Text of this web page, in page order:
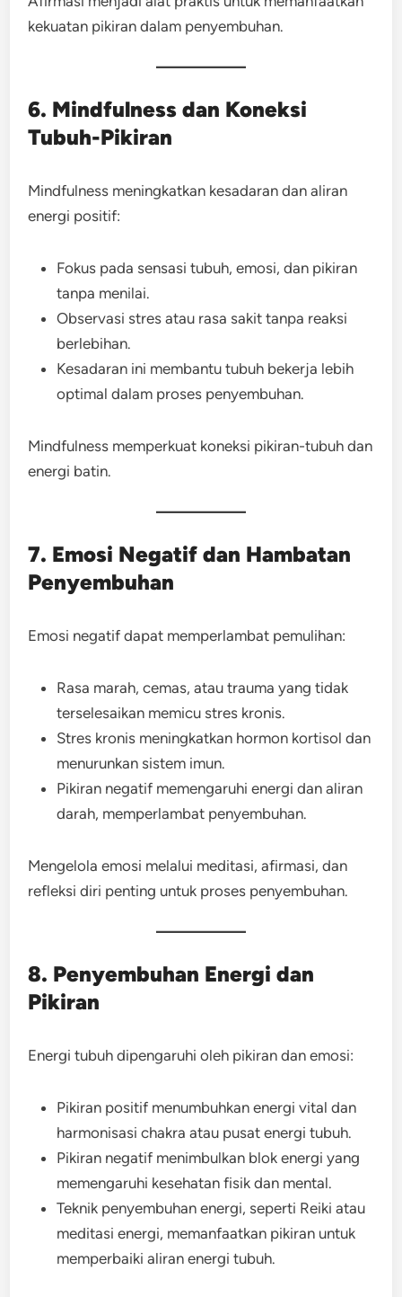
kekuatan pikiran dalam penyembuhan.
6. Mindfulness dan Koneksi
Tubuh-Pikiran
Mindfulness meningkatkan kesadaran dan aliran
energi positif:
Fokus pada sensasi tubuh, emosi, dan pikiran
tanpa menilai.
Observasi stres atau rasa sakit tanpa reaksi
berlebihan.
Kesadaran ini membantu tubuh bekerja lebih
optimal dalam proses penyembuhan.
Mindfulness memperkuat koneksi pikiran-tubuh dan
energi batin.
7. Emosi Negatif dan Hambatan
Penyembuhan
Emosi negatif dapat memperlambat pemulihan:
Rasa marah, cemas, atau trauma yang tidak
terselesaikan memicu stres kronis.
Stres kronis meningkatkan hormon kortisol dan
menurunkan sistem imun.
Pikiran negatif memengaruhi energi dan aliran
darah, memperlambat penyembuhan.
Mengelola emosi melalui meditasi, afirmasi, dan
refleksi diri penting untuk proses penyembuhan.
8. Penyembuhan Energi dan
Pikiran
Energi tubuh dipengaruhi oleh pikiran dan emosi:
Pikiran positif menumbuhkan energi vital dan
harmonisasi chakra atau pusat energi tubuh.
Pikiran negatif menimbulkan blok energi yang
memengaruhi kesehatan fisik dan mental.
Teknik penyembuhan energi, seperti Reiki atau
meditasi energi, memanfaatkan pikiran untuk
memperbaiki aliran energi tubuh.